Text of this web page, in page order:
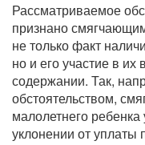
Рассматриваемое
признано
не только факт
но и его участие в
содержании. Так,
обстоятельством,
малолетнего
уклонении от уплаты